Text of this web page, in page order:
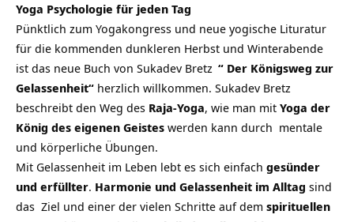
Yoga Psychologie für jeden Tag
Pünktlich zum Yogakongress und neue yogische Lituratur
für die kommenden dunkleren Herbst und Winterabende
ist das neue Buch von Sukadev Bretz “ Der Königsweg zur
Gelassenheit“ herzlich willkommen. Sukadev Bretz
beschreibt den Weg des Raja-Yoga, wie man mit Yoga der
König des eigenen Geistes werden kann durch mentale
und körperliche Übungen.
Mit Gelassenheit im Leben lebt es sich einfach gesünder
und erfüllter. Harmonie und Gelassenheit im Alltag sind
das Ziel und einer der vielen Schritte auf dem spirituellen